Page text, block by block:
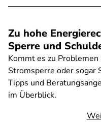
Zu hohe
Sperre und
Kommt es zu
Stromsperre oder sogar
Tipps und
im Überblick.